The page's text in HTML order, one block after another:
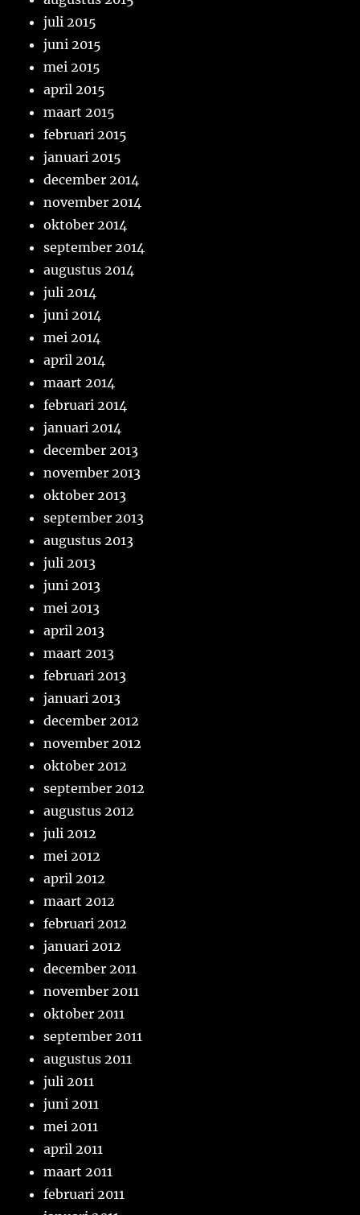
juli 2015
juni 2015
mei 2015
april 2015
maart 2015
februari 2015
januari 2015
december 2014
november 2014
oktober 2014
september 2014
augustus 2014
juli 2014
juni 2014
mei 2014
april 2014
maart 2014
februari 2014
januari 2014
december 2013
november 2013
oktober 2013
september 2013
augustus 2013
juli 2013
juni 2013
mei 2013
april 2013
maart 2013
februari 2013
januari 2013
december 2012
november 2012
oktober 2012
september 2012
augustus 2012
juli 2012
mei 2012
april 2012
maart 2012
februari 2012
januari 2012
december 2011
november 2011
oktober 2011
september 2011
augustus 2011
juli 2011
juni 2011
mei 2011
april 2011
maart 2011
februari 2011